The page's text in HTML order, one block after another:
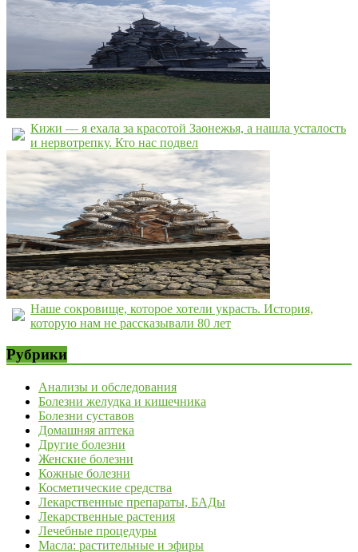
Кижи — я ехала за красотой Заонежья, а нашла усталость
и нервотрепку. Кто нас подвел
Наше сокровище, которое хотели украсть. История,
которую нам не рассказывали 80 лет
Рубрики
Анализы и обследования
Болезни желудка и кишечника
Болезни суставов
Домашняя аптека
Другие болезни
Женские болезни
Кожные болезни
Косметические средства
Лекарственные препараты, БАДы
Лекарственные растения
Лечебные процедуры
Масла: растительные и эфиры